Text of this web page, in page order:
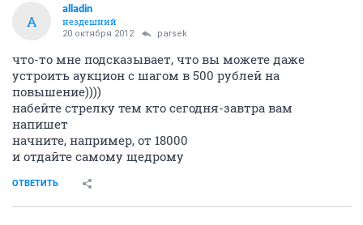
A
alladin
нездешний
20 октября 2012 parsek
что-то мне подсказывает, что вы можете даже
устроить аукцион с шагом в 500 рублей на
повышение))))
набейте стрелку тем кто сегодня-завтра вам
напишет
начните, например, от 18000
и отдайте самому щедрому
ОТВЕТИТЬ